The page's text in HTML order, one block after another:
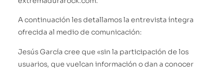
A continuación les detallamos la entrevista íntegra
ofrecida al medio de comunicación:
Jesús García cree que «sin la participación de los
usuarios, que vuelcan información o dan a conocer